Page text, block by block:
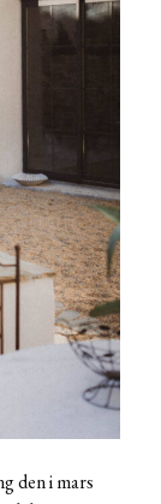
den i mars